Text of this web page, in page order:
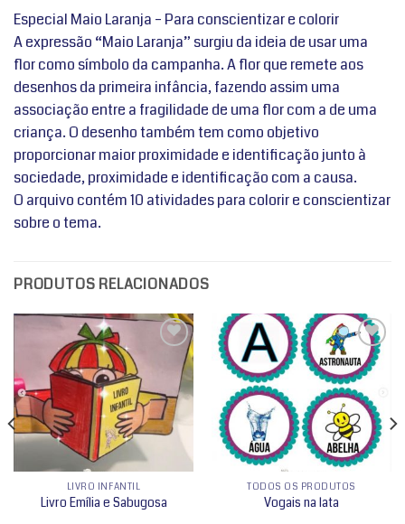
Especial Maio Laranja – Para conscientizar e colorir
A expressão “Maio Laranja” surgiu da ideia de usar uma
flor como símbolo da campanha. A flor que remete aos
desenhos da primeira infância, fazendo assim uma
associação entre a fragilidade de uma flor com a de uma
criança. O desenho também tem como objetivo
proporcionar maior proximidade e identificação junto à
sociedade, proximidade e identificação com a causa.
O arquivo contém 10 atividades para colorir e conscientizar
sobre o tema.
PRODUTOS RELACIONADOS
Adicionar
a lista de
desejos
LIVRO INFANTIL
Livro Emília e Sabugosa
Adicionar
a lista de
desejos
TODOS OS PRODUTOS
Vogais na lata